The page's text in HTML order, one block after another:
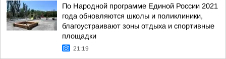
По Народной программе Единой России 2021
года обновляются школы и поликлиники,
благоустраивают зоны отдыха и спортивные
площадки
21:19